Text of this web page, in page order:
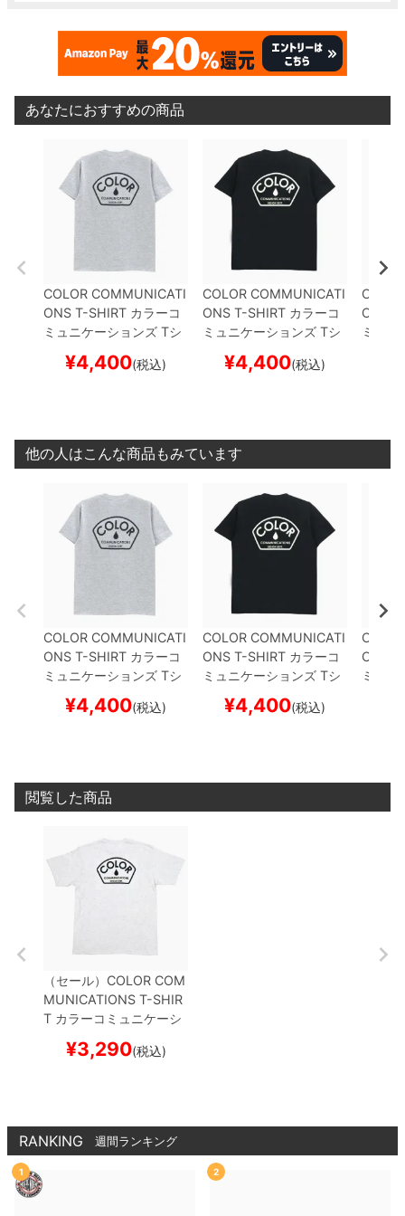
あなたにおすすめの商品
COLOR COMMUNICATI
ONS T-SHIRT カラーコ
ミュニケーションズ Tシ
スケートボード スケボ
¥4,400(税込)
COLOR COMMUNICATI
ONS T-SHIRT カラーコ
ミュニケーションズ Tシ
スケートボード スケ
¥4,400(税込)
ONS
ミュニ
他の人はこんな商品もみています
COLOR COMMUNICATI
ONS T-SHIRT カラーコ
ミュニケーションズ Tシ
ャツ DESIGN DEPT
スケートボード スケボ
¥4,400(税込)
COLOR COMMUNICATI
ONS T-SHIRT カラーコ
ミュニケーションズ Tシ
ャツ DESIGN DEPT
スケートボード スケ
¥4,400(税込)
ONS
ミュニ
閲覧した商品
（セール） COLOR COM
MUNICATIONS T-SHIR
T カラーコミュニケーシ
DEPT. SPOTASHスケ
¥3,290(税込)
RANKING 週間ランキング
1 2